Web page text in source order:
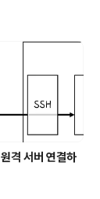
격 서버 연결하